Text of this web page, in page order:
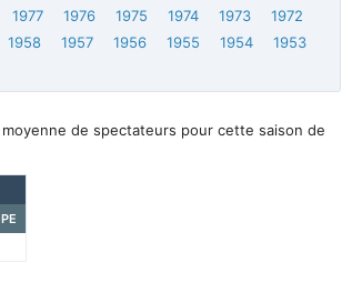
1977 1976 1975 1974 1973
1972
1958 1957 1956 1955 1954
1953
de spectateurs pour cette saison de